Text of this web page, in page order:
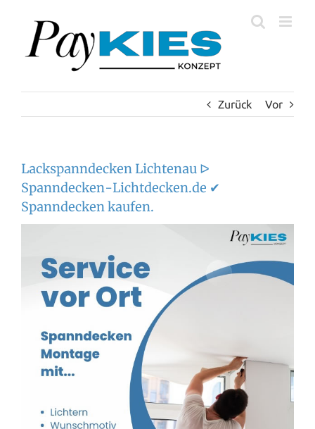
springen
Zurück Vor
Lackspanndecken Lichtenau ᐅ
Spanndecken-Lichtdecken.de ✔
Spanndecken kaufen.